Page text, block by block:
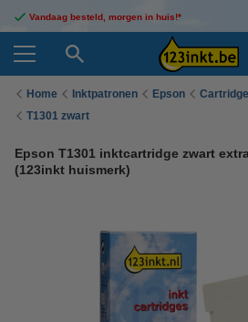
Vandaag besteld, morgen in huis!*
Home Inktpatronen Epson
T1301 zwart
Epson T1301 inktcartridge zwart
(123inkt huismerk)